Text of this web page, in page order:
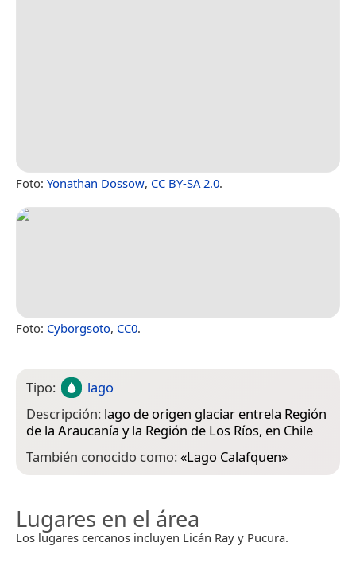
Foto: Yonathan Dossow, CC BY-SA 2.0.
Foto: Cyborgsoto, CC0.
Tipo:
lago
Descripción: lago de origen glaciar entrela Región
de la Araucanía y la Región de Los Ríos, en Chile
También conocido como:«Lago Calafquen»
Lugares en el área
Los lugares cercanos incluyen Licán Ray y Pucura.